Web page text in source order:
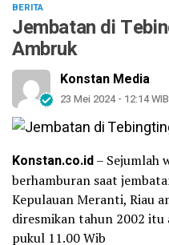
BERITA
Jembatan di
Ambruk
Konstan Media
23 Mei 2024 - 12:14 WIB
Konstan.co.id– Sejumlah
berhamburan saat
Kepulauan Meranti, Riau
diresmikan tahun 2002 itu
pukul 11.00 Wib